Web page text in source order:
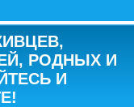
РОДНЫХ И
И